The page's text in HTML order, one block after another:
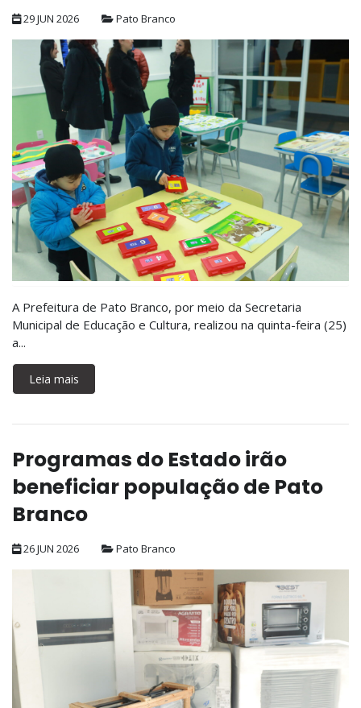
29 JUN 2026 Pato Branco
A Prefeitura de Pato Branco, por meio da Secretaria
Municipal de Educação e Cultura, realizou na quinta-feira (25)
a...
Leia mais
Programas do Estado irão
beneficiar população de Pato
Branco
26 JUN 2026 Pato Branco